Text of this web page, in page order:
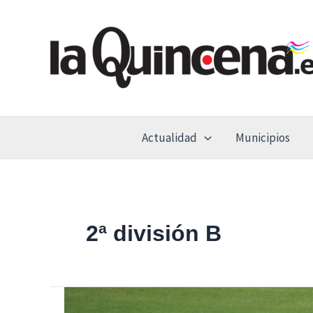
Actualidad Municipios
2ª división B
El